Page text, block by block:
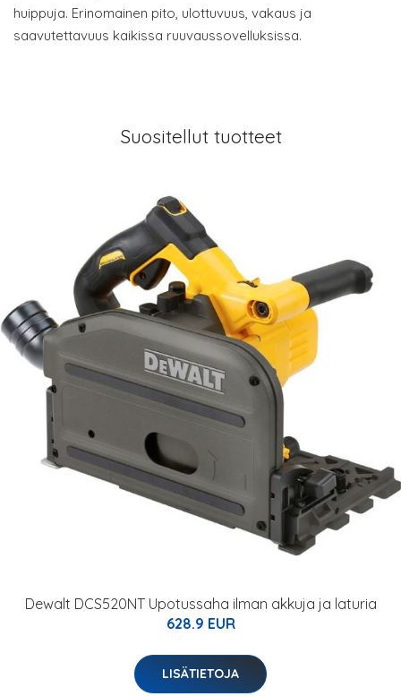
huippuja. Erinomainen pito, ulottuvuus, vakaus ja
saavutettavuus kaikissa ruuvaussovelluksissa.
Suositellut tuotteet
Dewalt DCS520NT Upotussaha ilman akkuja ja laturia
628.9 EUR
LISÄTIETOJA